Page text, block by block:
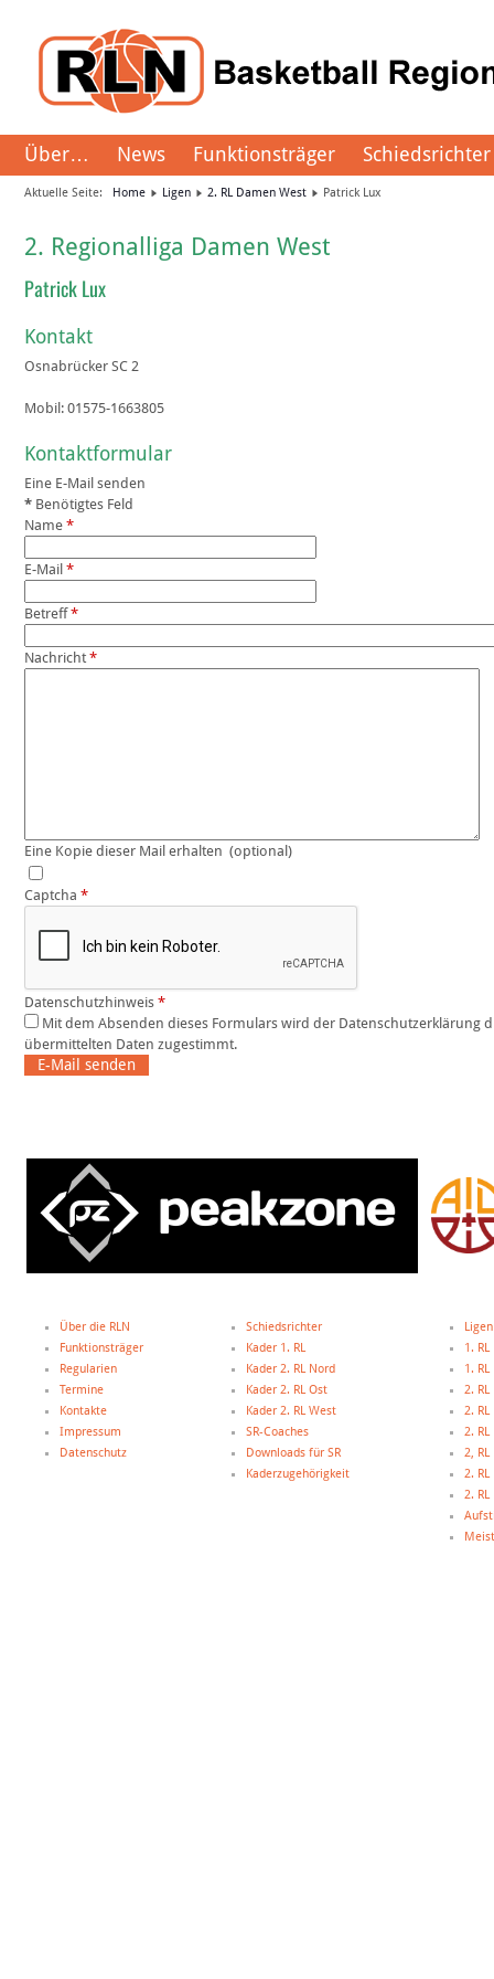
Über… News Funktionsträger Schiedsrichter
Aktuelle Seite: Home Ligen 2. RL Damen West Patrick Lux
2. Regionalliga Damen West
Patrick Lux
Kontakt
Osnabrücker SC 2
Mobil: 01575-1663805
Kontaktformular
Eine E-Mail senden
* Benötigtes Feld
Name *
E-Mail *
Betreff*
Nachricht *
Eine Kopie dieser Mail erhalten (optional)
Captcha *
Datenschutzhinweis *
übermittelten Daten zugestimmt.
E-Mail senden
Über die RLN
Funktionsträger
Regularien
Termine
Kontakte
Impressum
Datenschutz
Schiedsrichter
Kader 1. RL
Kader 2. RL Nord
Kader 2. RL Ost
Kader 2. RL West
SR-Coaches
Downloads für SR
Kaderzugehörigkeit
Ligen
1.
1.
2.
2.
2.
2,
2.
2.